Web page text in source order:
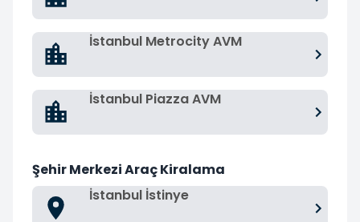
İstanbul Metrocity AVM
İstanbul Piazza AVM
Şehir Merkezi Araç Kiralama
İstanbul İstinye